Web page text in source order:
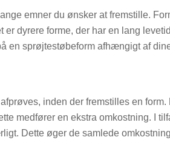
emner du ønsker at fremstille.
er dyrere forme, der har en lang
en sprøjtestøbeform afhængigt af
inden der fremstilles en
medfører en ekstra omkostning. I
Dette øger de samlede